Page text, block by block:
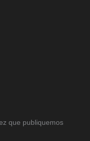
que publiquemos